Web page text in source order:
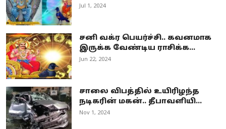
Jul 1, 2024
சனி வக்ர பெயர்ச்சி.. கவனமாக
இருக்க வேண்டிய ராசிக்க...
Jun 22, 2024
சாலை விபத்தில் உயிரிழந்த
நடிகரின் மகன்.. தீபாவளியி...
Nov 1, 2024